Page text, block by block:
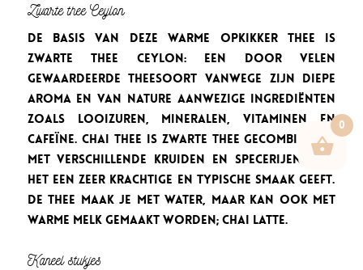
Zwarte thee Ceylon
De basis van deze Warme Opkikker thee is
Zwarte Thee Ceylon: een door velen
gewaardeerde theesoort vanwege zijn diepe
aroma en van nature aanwezige ingrediënten
zoals looizuren, mineralen, vitaminen en
cafeïne. Chai thee is zwarte thee gecombineerd
met verschillende kruiden en specerijen, wat
het een zeer krachtige en typische smaak geeft.
De thee maak je met water, maar kan ook met
warme melk gemaakt worden; Chai latte.
Kaneel stukjes
0